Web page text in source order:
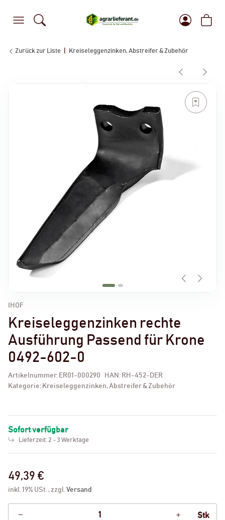
Zurück zur Liste Kreiseleggenzinken, Abstreifer & Zubehör
IHOF
Kreiseleggenzinken rechte
Ausführung Passend für Krone
0492-602-0
Artikelnummer: ER01-000290 HAN: RH-452-DER
Kategorie: Kreiseleggenzinken, Abstreifer & Zubehör
Sofort verfügbar
Lieferzeit: 2 - 3 Werktage
49,39 €
inkl. 19% USt. , zzgl.Versand
Stk